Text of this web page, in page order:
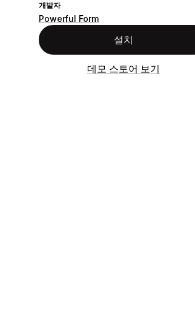
개발자
Powerful Form
설치
데모 스토어 보기